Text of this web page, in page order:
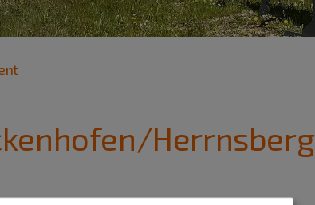
Herrnsberg